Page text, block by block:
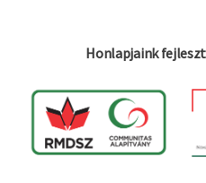
Honlapjaink